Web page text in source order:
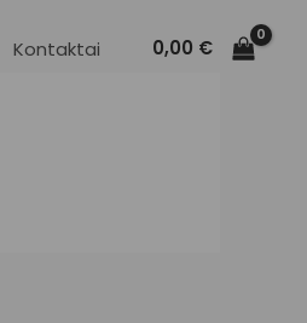
Kontaktai 0,00 €